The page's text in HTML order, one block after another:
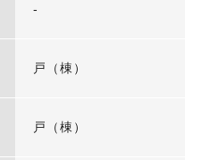
-
戸（棟）
戸（棟）